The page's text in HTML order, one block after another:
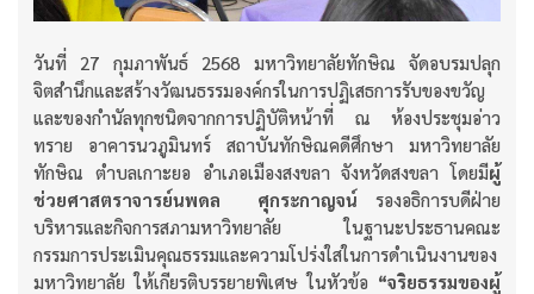
วันที่ 27 กุมภาพันธ์ 2568 มหาวิทยาลัยทักษิณ จัดอบรมปลุก
จิตสำนึกและสร้างวัฒนธรรมองค์กรในการปฏิเสธการรับของขวัญ
และของกำนัลทุกชนิดจากการปฏิบัติหน้าที่ ณ ห้องประชุมอ่าว
ทราย อาคารนวภูมินทร์ สถาบันทักษิณคดีศึกษา มหาวิทยาลัย
ทักษิณ ตำบลเกาะยอ อำเภอเมืองสงขลา จังหวัดสงขลา โดยมีผู้
ช่วยศาสตราจารย์นพดล ศุกระกาญจน์ รองอธิการบดีฝ่าย
บริหารและกิจการสภามหาวิทยาลัย ในฐานะประธานคณะ
กรรมการประเมินคุณธรรมและความโปร่งใสในการดำเนินงานของ
มหาวิทยาลัย ให้เกียรติบรรยายพิเศษ ในหัวข้อ “จริยธรรมของผู้